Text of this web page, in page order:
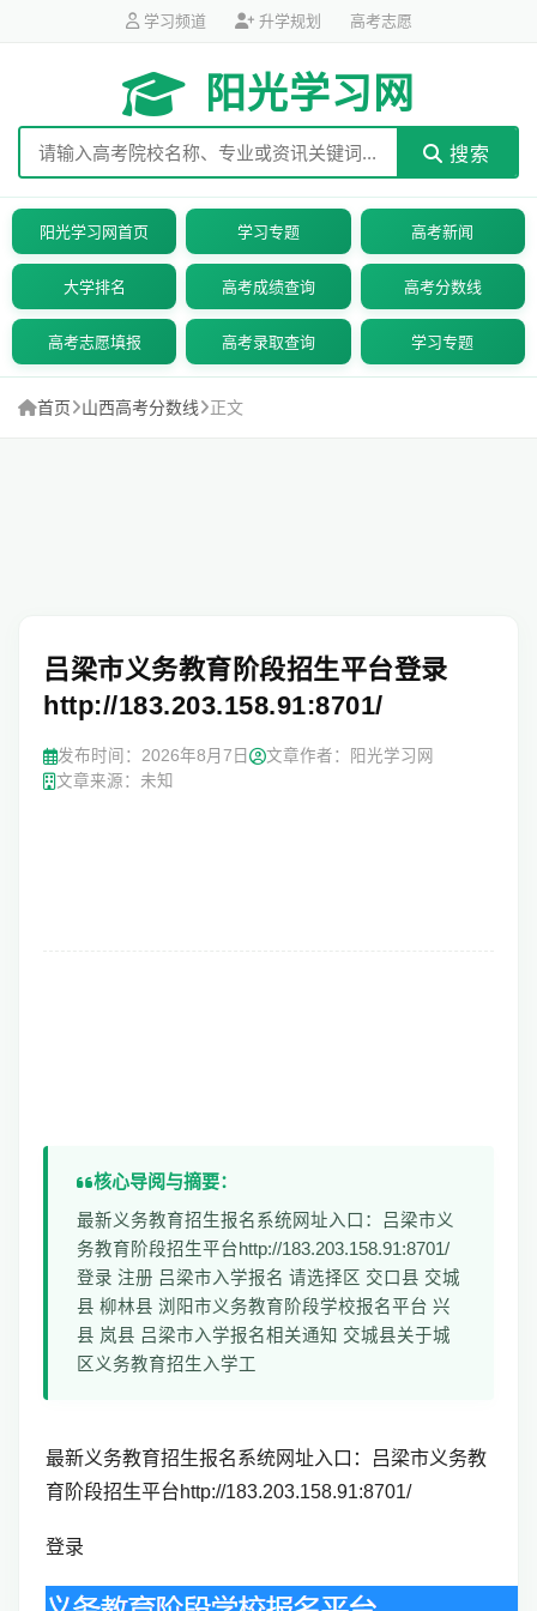
学习频道 升学规划 高考志愿
阳光学习网
搜索
阳光学习网首页 学习专题 高考新闻
大学排名 高考成绩查询 高考分数线
高考志愿填报 高考录取查询 学习专题
首页 山西高考分数线 正文
吕梁市义务教育阶段招生平台登录
http://183.203.158.91:8701/
发布时间： 2026年8月7日
文章作者：阳光学习网
文章来源：未知
核心导阅与摘要：
最新义务教育招生报名系统网址入口：吕梁市义
务教育阶段招生平台http://183.203.158.91:8701/
登录 注册 吕梁市入学报名 请选择区 交口县 交城
县 柳林县 浏阳市义务教育阶段学校报名平台 兴
县 岚县 吕梁市入学报名相关通知 交城县关于城
区义务教育招生入学工
最新义务教育招生报名系统网址入口：吕梁市义务教
育阶段招生平台http://183.203.158.91:8701/
登录